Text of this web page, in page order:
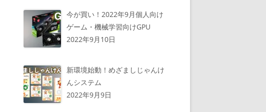
今が買い！2022年9月個人向け
ゲーム・機械学習向けGPU
2022年9月10日
新環境始動！めざましじゃんけ
んシステム
2022年9月9日